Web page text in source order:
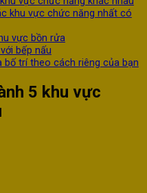
khu vực chức năng nhất có
vực bồn rửa
bếp nấu
bố trí theo cách riêng của bạn
5 khu vực